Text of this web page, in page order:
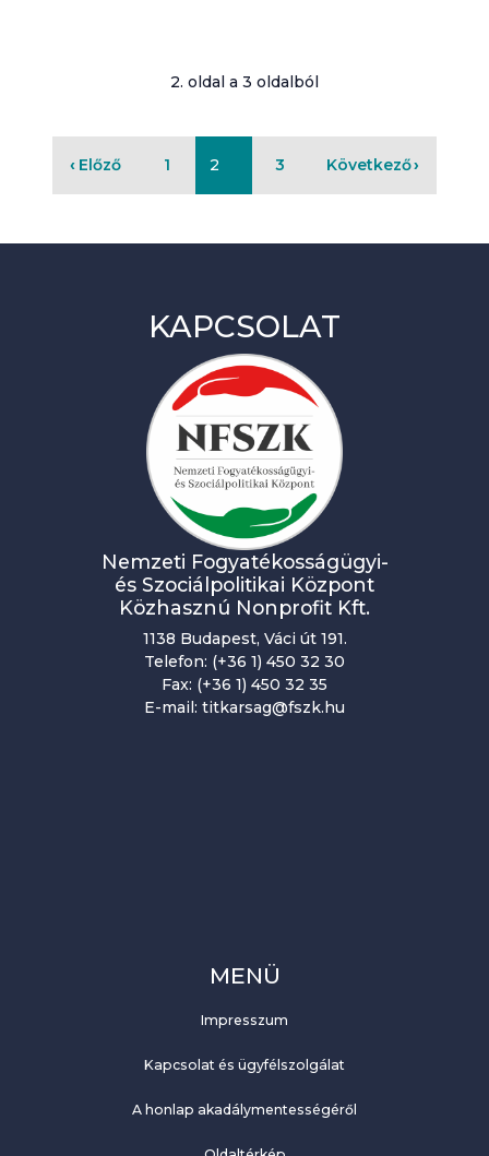
2. oldal a 3 oldalból
Előző 1 2 3 Következő
KAPCSOLAT
Nemzeti Fogyatékosságügyi-
és Szociálpolitikai Központ
Közhasznú Nonprofit Kft.
1138 Budapest, Váci út 191.
Telefon: (+36 1) 450 32 30
Fax: (+36 1) 450 32 35
E-mail: titkarsag@fszk.hu
MENÜ
Impresszum
Kapcsolat és ügyfélszolgálat
A honlap akadálymentességéről